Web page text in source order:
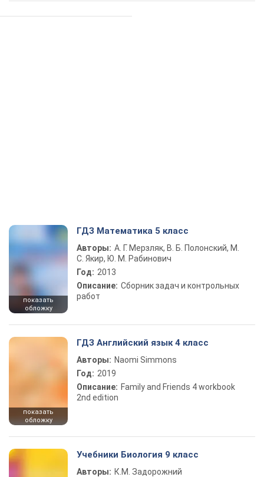
показать
обложку
ГДЗ Математика 5 класс
Авторы: А. Г. Мерзляк, В. Б. Полонский, М.
С. Якир, Ю. М. Рабинович
Год: 2013
Описание: Сборник задач и контрольных
работ
показать
обложку
ГДЗ Английский язык 4 класс
Авторы: Naomi Simmons
Год: 2019
Описание: Family and Friends 4 workbook
2nd edition
Учебники Биология 9 класс
Авторы: К.М. Задорожний